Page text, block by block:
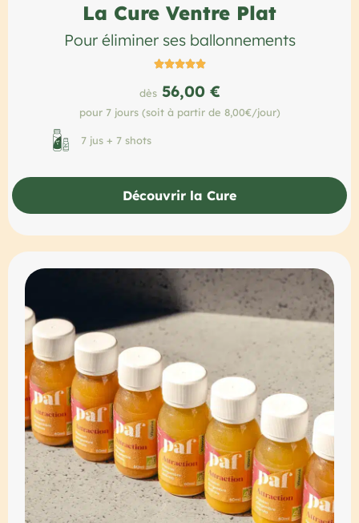
La Cure Ventre Plat
Pour éliminer ses ballonnements

dès56,00 €
pour 7 jours (soit à partir de 8,00€/jour)
7 jus + 7 shots
Découvrir la Cure